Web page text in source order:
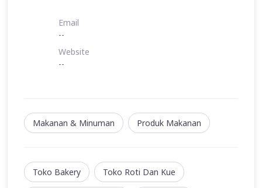
Email
--
Website
--
Makanan & Minuman Produk Makanan
Toko Bakery Toko Roti Dan Kue